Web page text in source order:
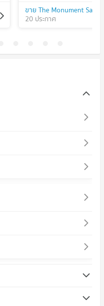
ขาย The Monument
20 ประกาศ